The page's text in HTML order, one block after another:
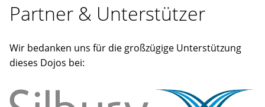
Partner & Unterstützer
Wir bedanken uns für die großzügige Unterstützung
dieses Dojos bei: